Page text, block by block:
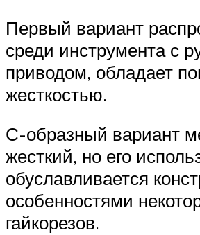
Первый вариант
среди инструмента с
приводом, обладает
жесткостью.
С-образный вариант
жесткий, но его
обуславливается
особенностями
гайкорезов.